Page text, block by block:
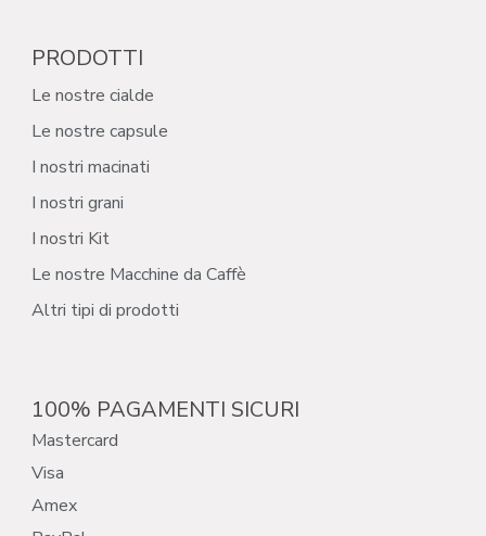
PRODOTTI
Le nostre cialde
Le nostre capsule
I nostri macinati
I nostri grani
I nostri Kit
Le nostre Macchine da Caffè
Altri tipi di prodotti
100% PAGAMENTI SICURI
Mastercard
Visa
Amex